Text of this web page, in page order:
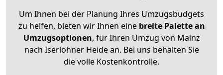
Um Ihnen bei der Planung Ihres Umzugsbudgets
zu helfen, bieten wir Ihnen eine breite Palette an
Umzugsoptionen, für Ihren Umzug von Mainz
nach Iserlohner Heide an. Bei uns behalten Sie
die volle Kostenkontrolle.